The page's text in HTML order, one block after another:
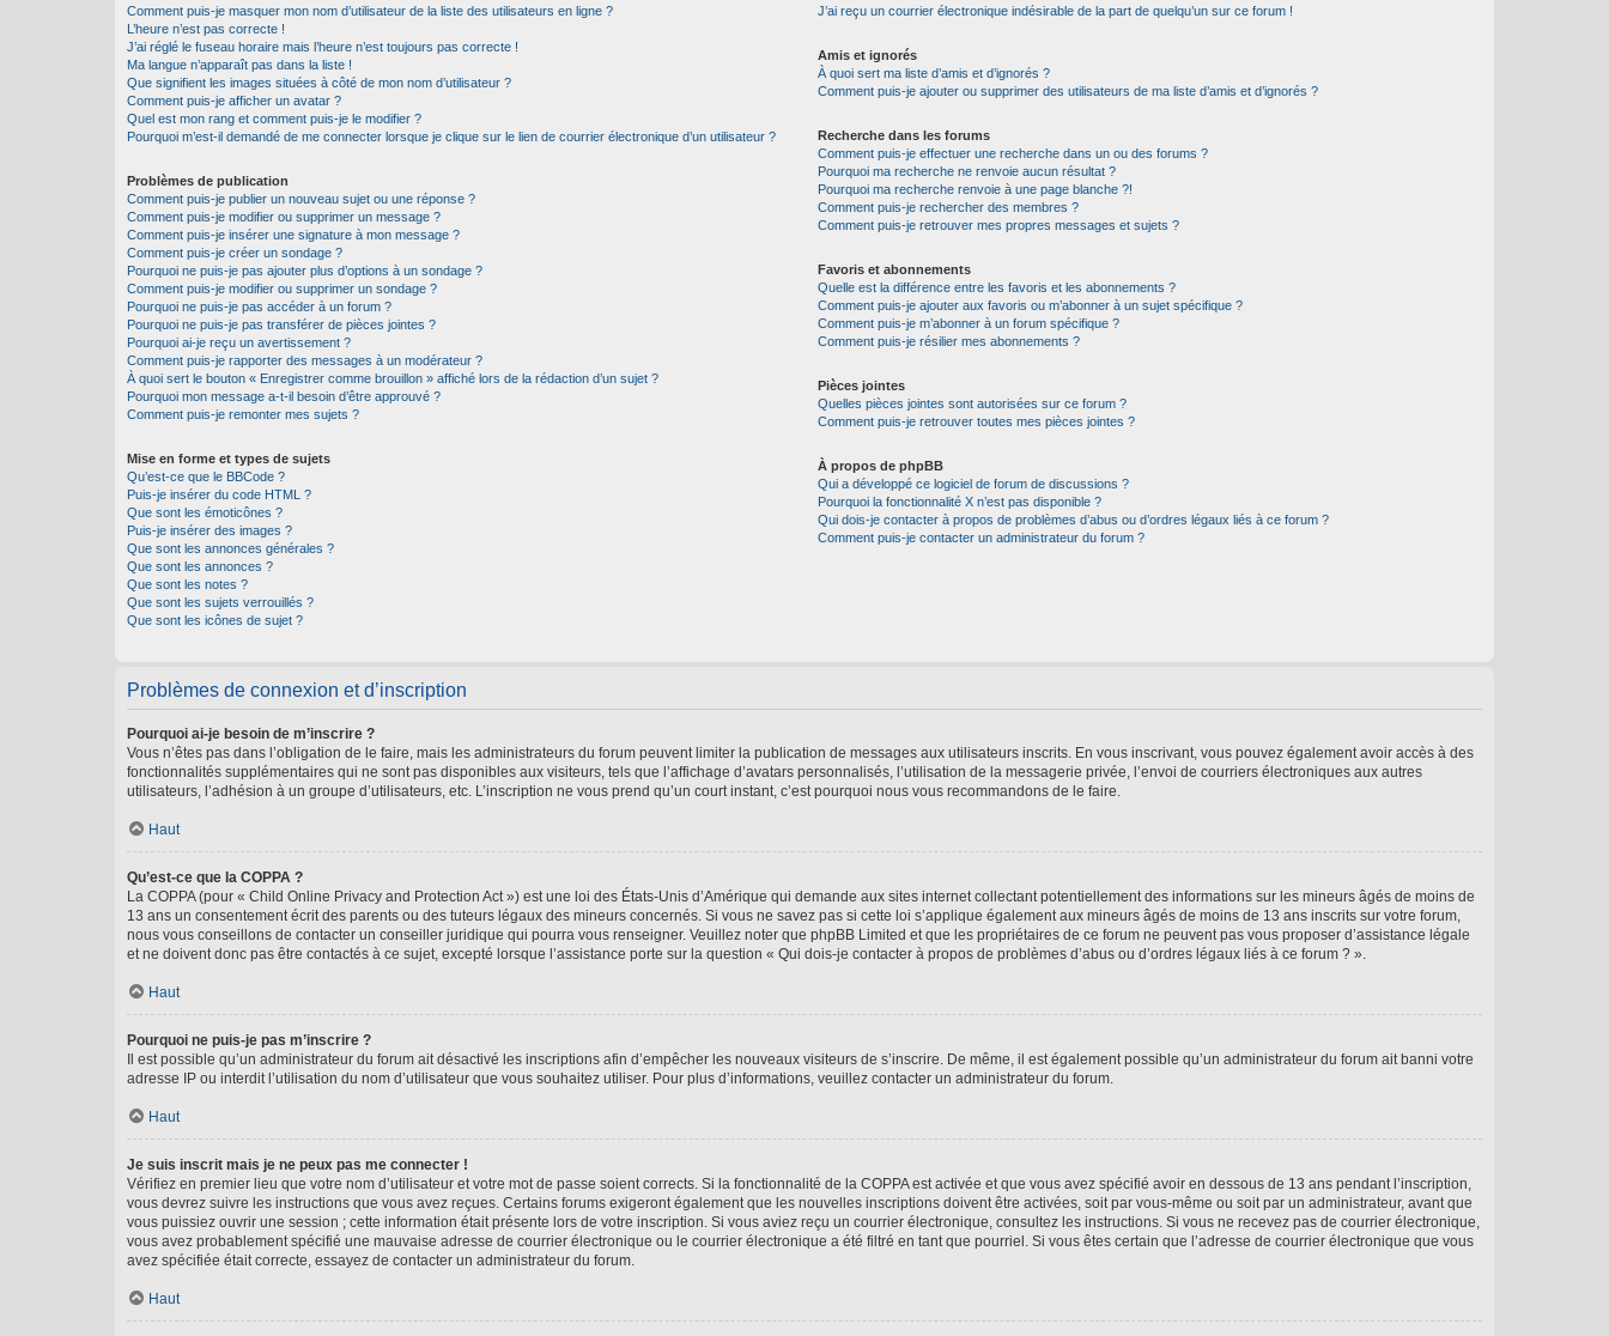
Comment puis-je masquer mon nom d’utilisateur de la liste des utilisateurs en ligne ?
L’heure n’est pas correcte !
J’ai réglé le fuseau horaire mais l’heure n’est toujours pas correcte !
Ma langue n’apparaît pas dans la liste !
Que signifient les images situées à côté de mon nom d’utilisateur ?
Comment puis-je afficher un avatar ?
Quel est mon rang et comment puis-je le modifier ?
Pourquoi m’est-il demandé de me connecter lorsque je clique sur le lien de courrier électronique d’un utilisateur ?
Problèmes de publication
Comment puis-je publier un nouveau sujet ou une réponse ?
Comment puis-je modifier ou supprimer un message ?
Comment puis-je insérer une signature à mon message ?
Comment puis-je créer un sondage ?
Pourquoi ne puis-je pas ajouter plus d’options à un sondage ?
Comment puis-je modifier ou supprimer un sondage ?
Pourquoi ne puis-je pas accéder à un forum ?
Pourquoi ne puis-je pas transférer de pièces jointes ?
Pourquoi ai-je reçu un avertissement ?
Comment puis-je rapporter des messages à un modérateur ?
À quoi sert le bouton « Enregistrer comme brouillon » affiché lors de la rédaction d’un sujet ?
Pourquoi mon message a-t-il besoin d’être approuvé ?
Comment puis-je remonter mes sujets ?
Mise en forme et types de sujets
Qu’est-ce que le BBCode ?
Puis-je insérer du code HTML ?
Que sont les émoticônes ?
Puis-je insérer des images ?
Que sont les annonces générales ?
Que sont les annonces ?
Que sont les notes ?
Que sont les sujets verrouillés ?
Que sont les icônes de sujet ?
J’ai reçu un courrier électronique indésirable de la part de quelqu’un sur ce forum !
Amis et ignorés
À quoi sert ma liste d’amis et d’ignorés ?
Comment puis-je ajouter ou supprimer des utilisateurs de ma liste d’amis et d’ignorés ?
Recherche dans les forums
Comment puis-je effectuer une recherche dans un ou des forums ?
Pourquoi ma recherche ne renvoie aucun résultat ?
Pourquoi ma recherche renvoie à une page blanche ?!
Comment puis-je rechercher des membres ?
Comment puis-je retrouver mes propres messages et sujets ?
Favoris et abonnements
Quelle est la différence entre les favoris et les abonnements ?
Comment puis-je ajouter aux favoris ou m’abonner à un sujet spécifique ?
Comment puis-je m’abonner à un forum spécifique ?
Comment puis-je résilier mes abonnements ?
Pièces jointes
Quelles pièces jointes sont autorisées sur ce forum ?
Comment puis-je retrouver toutes mes pièces jointes ?
À propos de phpBB
Qui a développé ce logiciel de forum de discussions ?
Pourquoi la fonctionnalité X n’est pas disponible ?
Qui dois-je contacter à propos de problèmes d’abus ou d’ordres légaux liés à ce forum ?
Comment puis-je contacter un administrateur du forum ?
Problèmes de connexion et d’inscription
Pourquoi ai-je besoin de m’inscrire ?
Vous n’êtes pas dans l’obligation de le faire, mais les administrateurs du forum peuvent limiter la publication de messages aux utilisateurs inscrits. En vous inscrivant, vous pouvez également avoir accès à des
fonctionnalités supplémentaires qui ne sont pas disponibles aux visiteurs, tels que l’affichage d’avatars personnalisés, l’utilisation de la messagerie privée, l’envoi de courriers électroniques aux autres
utilisateurs, l’adhésion à un groupe d’utilisateurs, etc. L’inscription ne vous prend qu’un court instant, c’est pourquoi nous vous recommandons de le faire.
Haut
Qu’est-ce que la COPPA ?
La COPPA (pour « Child Online Privacy and Protection Act ») est une loi des États-Unis d’Amérique qui demande aux sites internet collectant potentiellement des informations sur les mineurs âgés de moins de
13 ans un consentement écrit des parents ou des tuteurs légaux des mineurs concernés. Si vous ne savez pas si cette loi s’applique également aux mineurs âgés de moins de 13 ans inscrits sur votre forum,
nous vous conseillons de contacter un conseiller juridique qui pourra vous renseigner. Veuillez noter que phpBB Limited et que les propriétaires de ce forum ne peuvent pas vous proposer d’assistance légale
et ne doivent donc pas être contactés à ce sujet, excepté lorsque l’assistance porte sur la question « Qui dois-je contacter à propos de problèmes d’abus ou d’ordres légaux liés à ce forum ? ».
Haut
Pourquoi ne puis-je pas m’inscrire ?
Il est possible qu’un administrateur du forum ait désactivé les inscriptions afin d’empêcher les nouveaux visiteurs de s’inscrire. De même, il est également possible qu’un administrateur du forum ait banni votre
adresse IP ou interdit l’utilisation du nom d’utilisateur que vous souhaitez utiliser. Pour plus d’informations, veuillez contacter un administrateur du forum.
Haut
Je suis inscrit mais je ne peux pas me connecter !
Vérifiez en premier lieu que votre nom d’utilisateur et votre mot de passe soient corrects. Si la fonctionnalité de la COPPA est activée et que vous avez spécifié avoir en dessous de 13 ans pendant l’inscription,
vous devrez suivre les instructions que vous avez reçues. Certains forums exigeront également que les nouvelles inscriptions doivent être activées, soit par vous-même ou soit par un administrateur, avant que
vous puissiez ouvrir une session ; cette information était présente lors de votre inscription. Si vous aviez reçu un courrier électronique, consultez les instructions. Si vous ne recevez pas de courrier électronique,
vous avez probablement spécifié une mauvaise adresse de courrier électronique ou le courrier électronique a été filtré en tant que pourriel. Si vous êtes certain que l’adresse de courrier électronique que vous
avez spécifiée était correcte, essayez de contacter un administrateur du forum.
Haut